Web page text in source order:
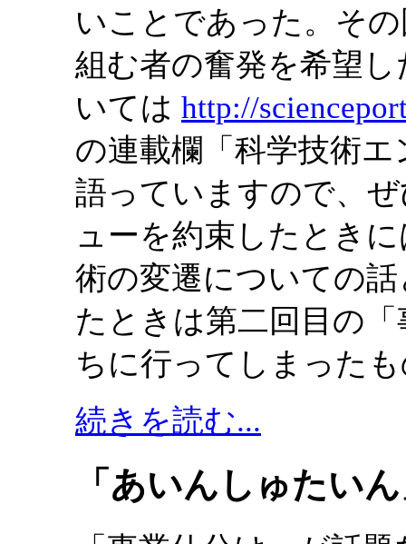
いことであった。そ
組む者の奮発を希望
いては http://
の連載欄「科学技術
語っていますので、
ューを約束したとき
術の変遷についての
たときは第二回目の
ちに行ってしまった
続きを読む...
「あいんしゅたい